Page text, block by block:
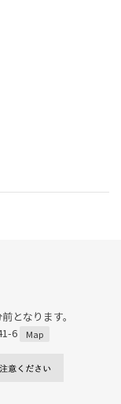
となります。
6
Map